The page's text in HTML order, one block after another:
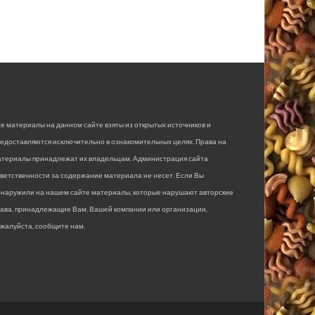
материалы на данном сайте взяты из открытых источников и
исключительно в ознакомительных целях. Права на
принадлежат их владельцам. Администрация сайта
за содержание материала не несет. Если Вы
на нашем сайте материалы, которые нарушают авторские
принадлежащие Вам, Вашей компании или организации,
сообщите нам.